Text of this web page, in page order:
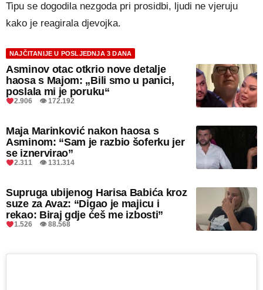
Tipu se dogodila nezgoda pri prosidbi, ljudi ne vjeruju
kako je reagirala djevojka.
NAJČITANIJE U POSLJEDNJA 3 DANA
Asminov otac otkrio nove detalje
haosa s Majom: „Bili smo u panici,
poslala mi je poruku“
2.906 👁 172.192
Maja Marinković nakon haosa s
Asminom: “Sam je razbio šoferku jer
se iznervirao”
2.311 👁 131.314
Supruga ubijenog Harisa Babića kroz
suze za Avaz: “Digao je majicu i
rekao: Biraj gdje ćeš me izbosti”
1.526 👁 88.568